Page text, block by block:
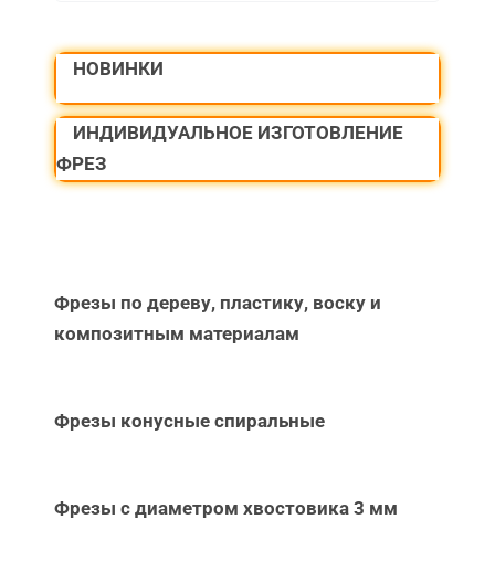
НОВИНКИ
ИНДИВИДУАЛЬНОЕ ИЗГОТОВЛЕНИЕ
ФРЕЗ
Фрезы по дереву, пластику, воску и
композитным материалам
Фрезы конусные спиральные
Фрезы с диаметром хвостовика 3 мм